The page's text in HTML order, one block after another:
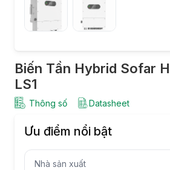
Biến Tần Hybrid Sofar
LS1
Thông số Datasheet
Ưu điểm nổi bật
Nhà sản xuất